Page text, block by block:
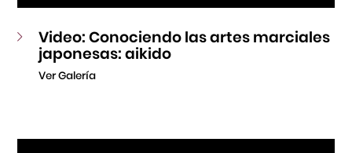
Video: Conociendo las artes marciales
japonesas: aikido
Ver Galería